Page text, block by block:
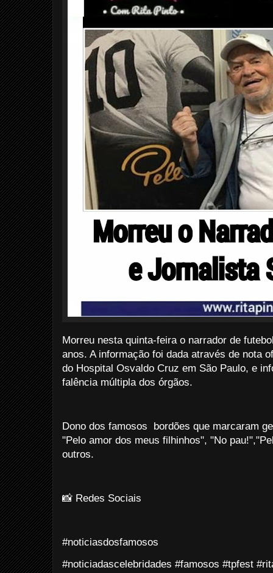
Morreu nesta quinta-feira o narrador de
anos. A informação foi dada através de nota
do Hospital Osvaldo Cruz em São Paulo, e
falência múltipla dos órgãos.
Dono dos famosos bordões que marcaram
"Pelo amor dos meus filhinhos", "No
outros.
📸 Redes Sociais
#noticiasdosfamosos
#noticiadascelebridades #famosos #tpfest